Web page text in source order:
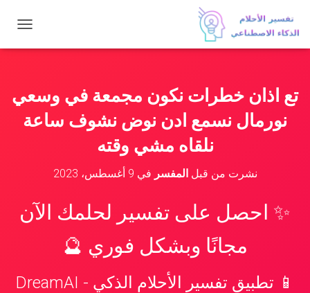
ب
ا
ت
تع اذان خطرات نكون مجمعة في وسعي
نورمال نسمع ادن نوض نشوف ساعة
نلقاه مشي وقته
نشرت من قبلالمفسر في 9 أغسطس، 2023
✨ احصل على تفسير لحلمك الآن
مجانًا وبشكل فوري 🔮
📱 تطبيق تفسير الأحلام الذكي - DreamAI